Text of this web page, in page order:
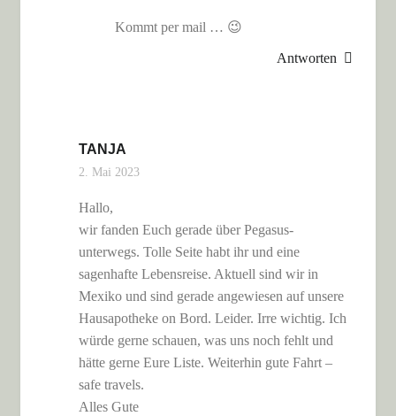
Kommt per mail … 😉
Antworten
TANJA
2. Mai 2023
Hallo,
wir fanden Euch gerade über Pegasus-
unterwegs. Tolle Seite habt ihr und eine
sagenhafte Lebensreise. Aktuell sind wir in
Mexiko und sind gerade angewiesen auf unsere
Hausapotheke on Bord. Leider. Irre wichtig. Ich
würde gerne schauen, was uns noch fehlt und
hätte gerne Eure Liste. Weiterhin gute Fahrt –
safe travels.
Alles Gute